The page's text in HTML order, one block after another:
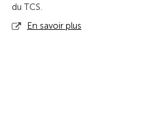
du TCS.
En savoir plus